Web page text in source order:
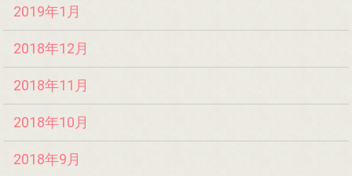
2019年1月
2018年12月
2018年11月
2018年10月
2018年9月